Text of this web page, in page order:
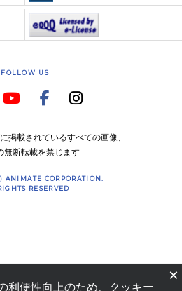
FOLLOW US
掲載されているすべての画像、
無断転載を禁じます
ANIMATE CORPORATION.
RESERVED
×
利便性向上のため、クッキー